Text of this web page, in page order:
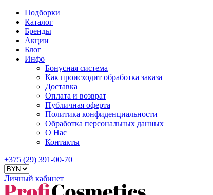
Подборки
Каталог
Бренды
Акции
Блог
Инфо
Бонусная система
Как происходит обработка заказа
Доставка
Оплата и возврат
Публичная оферта
Политика конфиденциальности
Обработка персональных данных
О Нас
Контакты
+375 (29) 391-00-70
Личный кабинет